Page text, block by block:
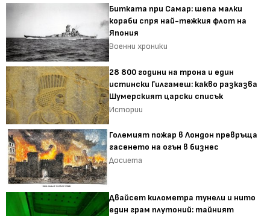
Битката при Самар: шепа малки
кораби спря най-тежкия флот на
Япония
Военни хроники
28 800 години на трона и един
истински Гилгамеш: какво разказва
Шумерският царски списък
Истории
Големият пожар в Лондон превръща
гасенето на огън в бизнес
Досиета
Двайсет километра тунели и нито
един грам плутоний: тайният